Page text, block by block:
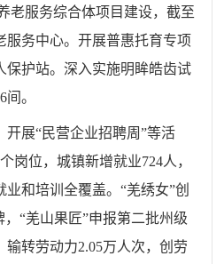
老服务综合体项目建设，截至
服务中心。开展普惠托育专项
保护站。深入实施明眸皓齿试
。
开展“民营企业招聘周”等活
岗位，城镇新增就业724人，
业和培训全覆盖。“羌绣女”创
“羌山果匠”申报第二批州级
输转劳动力2.05万人次，创劳